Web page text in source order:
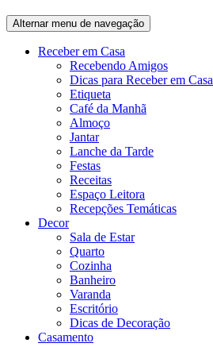
Alternar menu de navegação
Receber em Casa
Recebendo Amigos
Dicas para Receber em Casa
Etiqueta
Café da Manhã
Almoço
Jantar
Lanche da Tarde
Festas
Receitas
Espaço Leitora
Recepções Temáticas
Decor
Sala de Estar
Quarto
Cozinha
Banheiro
Varanda
Escritório
Dicas de Decoração
Casamento